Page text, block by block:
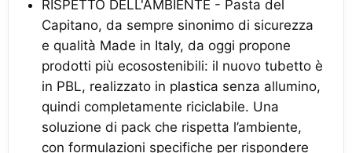
RISPETTO DELL'AMBIENTE - Pasta del
Capitano, da sempre sinonimo di sicurezza
e qualità Made in Italy, da oggi propone
prodotti più ecosostenibili: il nuovo tubetto è
in PBL, realizzato in plastica senza allumino,
quindi completamente riciclabile. Una
soluzione di pack che rispetta l’ambiente,
con formulazioni specifiche per rispondere